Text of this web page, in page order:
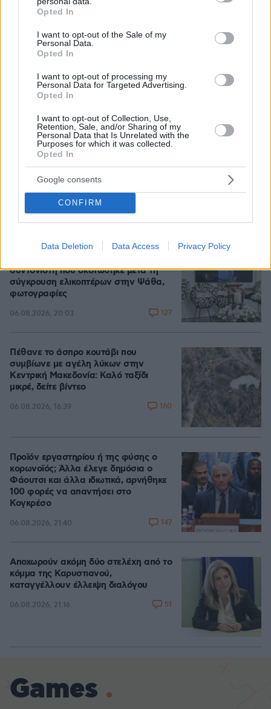
grant or deny consent to Google and its third-party tags to
use your data for below specified purposes in below Google
consent section.
Opted In
I want to opt-out of the Sale of my
Personal Data.
Opted In
I want to opt-out of processing my
Personal Data for Targeted Advertising.
Opted In
I want to opt-out of Collection, Use,
Retention, Sale, and/or Sharing of my
Personal Data that Is Unrelated with the
Purposes for which it was collected.
Opted In
Google consents
CONFIRM
Data Deletion Data Access Privacy Policy
Πώς έγινε η τραγωδία με την νεκρή
μητέρα στα Μάλια: Βούτηξε για να
βοηθήσει τη φίλη της και πνίγηκε, τα
παιδιά φώναζαν για βοήθεια
06.08.2026, 21:23
Γιώργος Παράσχος: Χαμογελαστός,
δίνει τη μάχη του με τον καρκίνο,
μπήκε στο νοσοκομείο για νέα
θεραπεία
06.08.2026, 18:00
Αριστοτέλης Δαμίγος: Σε κλίμα
συντονιστή που σκοτώθηκε μετά τη
σύγκρουση ελικοπτέρων στην Ψάθα,
φωτογραφίες
06.08.2026, 20:03 127
Πέθανε το άσπρο κουτάβι που
συμβίωνε με αγέλη λύκων στην
Κεντρική Μακεδονία: Καλό ταξίδι
μικρέ, δείτε βίντεο
06.08.2026, 16:39 160
Προϊόν εργαστηρίου ή της φύσης ο
κορωνοϊός; Άλλα έλεγε δημόσια ο
Φάουτσι και άλλα ιδιωτικά, αρνήθηκε
100 φορές να απαντήσει στο
Κογκρέσο
06.08.2026, 21:40 147
Αποχωρούν ακόμη δύο στελέχη από το
κόμμα της Καρυστιανού,
καταγγέλλουν έλλειψη διαλόγου
06.08.2026, 21:16 51
Games